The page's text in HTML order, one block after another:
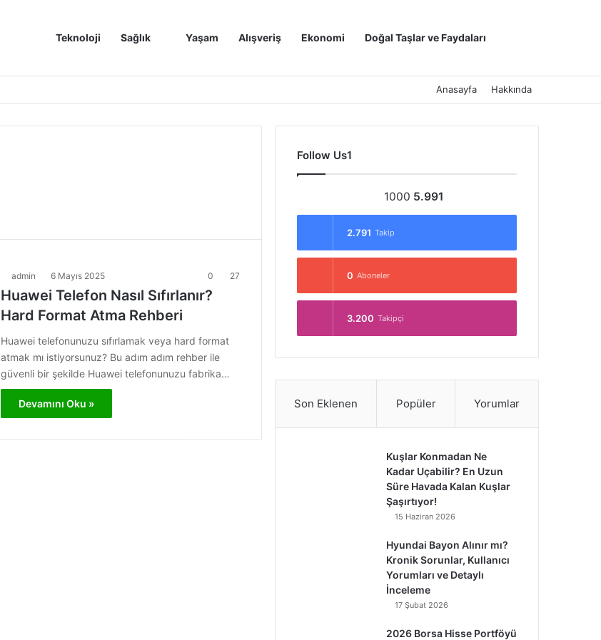
Anasayfa
Teknoloji Sağlık Yaşam Alışveriş Ekonomi Doğal Taşlar ve Faydaları
Anasayfa Hakkında
admin 6 Mayıs 2025 0 27
Huawei Telefon Nasıl Sıfırlanır?
Hard Format Atma Rehberi
Huawei telefonunuzu sıfırlamak veya hard format
atmak mı istiyorsunuz? Bu adım adım rehber ile
güvenli bir şekilde Huawei telefonunuzu fabrika…
Devamını Oku »
Follow Us1
1000 5.991
2.791 Takip
0 Aboneler
3.200 Takipçi
Son Eklenen Popüler Yorumlar
Kuşlar Konmadan Ne
Kadar Uçabilir? En Uzun
Süre Havada Kalan Kuşlar
Şaşırtıyor!
15 Haziran 2026
Hyundai Bayon Alınır mı?
Kronik Sorunlar, Kullanıcı
Yorumları ve Detaylı
İnceleme
17 Şubat 2026
2026 Borsa Hisse Portföyü